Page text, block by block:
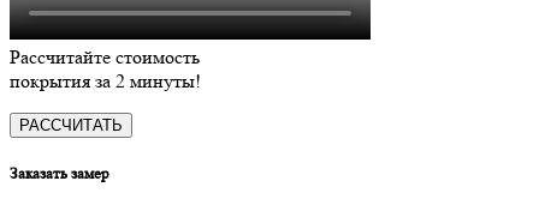
Рассчитайте стоимость
покрытия за 2 минуты!
РАССЧИТАТЬ
Заказать замер